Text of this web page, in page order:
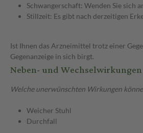
Schwangerschaft: Wenden Sie sich
Stillzeit: Es gibt nach derzeitigen
Ist Ihnen das Arzneimittel trotz einer
Gegenanzeige in sich birgt.
Neben- und Wechselwirkungen
Welche unerwünschten Wirkungen
Weicher Stuhl
Durchfall